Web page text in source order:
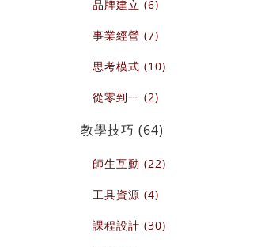
品牌建立 (6)
事業經營 (7)
思考模式 (10)
從零到一 (2)
教學技巧 (64)
師生互動 (22)
工具資源 (4)
課程設計 (30)